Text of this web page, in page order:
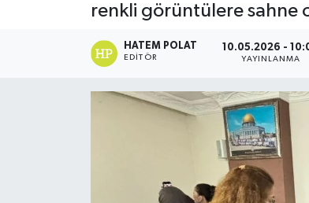
renkli görüntülere sahne
HATEM POLAT
EDITÖR
10.05.2026 -
YAYINLANMA